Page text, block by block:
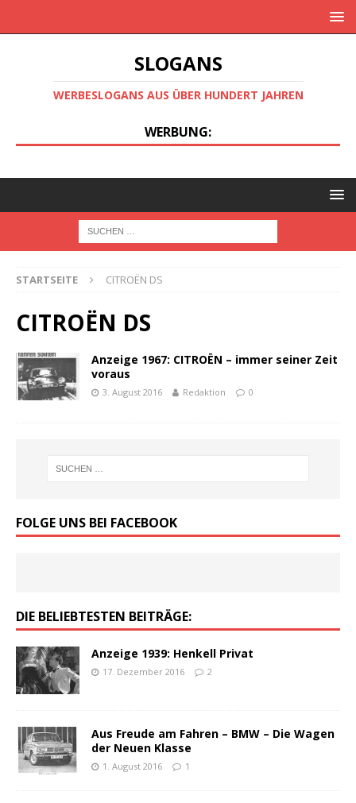
SLOGANS
WERBESLOGANS AUS ÜBER HUNDERT JAHREN
WERBUNG:
STARTSEITE CITROËN DS
CITROËN DS
Anzeige 1967: CITROËN – immer seiner Zeit
voraus
3. August 2016 Redaktion 0
FOLGE UNS BEI FACEBOOK
DIE BELIEBTESTEN BEITRÄGE:
Anzeige 1939: Henkell Privat
17. Dezember 2016 2
Aus Freude am Fahren – BMW – Die Wagen
der Neuen Klasse
1. August 2016 1